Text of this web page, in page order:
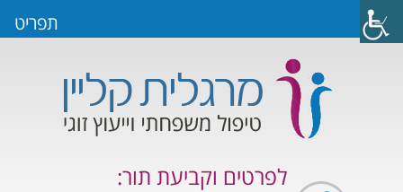
לפרטים וקביעת תור:
תפריט